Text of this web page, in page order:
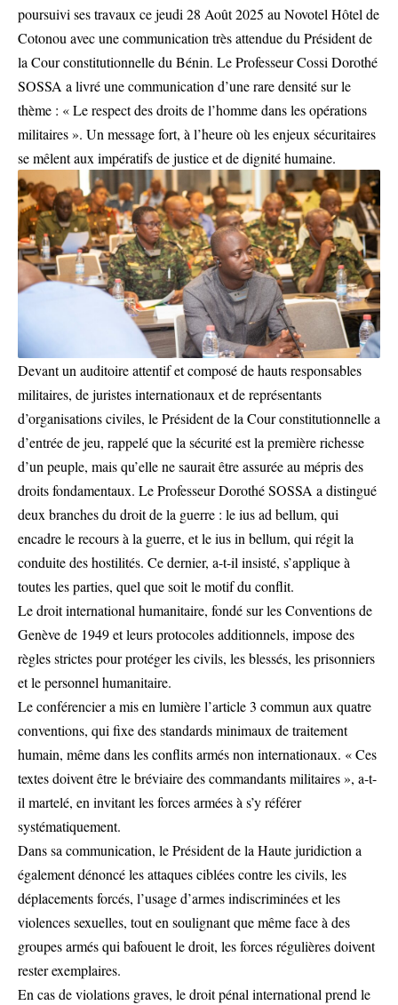
poursuivi ses travaux ce jeudi 28 Août 2025 au Novotel Hôtel de
Cotonou avec une communication très attendue du Président de
la Cour constitutionnelle du Bénin. Le Professeur Cossi Dorothé
SOSSA a livré une communication d’une rare densité sur le
thème : « Le respect des droits de l’homme dans les opérations
militaires ». Un message fort, à l’heure où les enjeux sécuritaires
se mêlent aux impératifs de justice et de dignité humaine.
Devant un auditoire attentif et composé de hauts responsables
militaires, de juristes internationaux et de représentants
d’organisations civiles, le Président de la Cour constitutionnelle a
d’entrée de jeu, rappelé que la sécurité est la première richesse
d’un peuple, mais qu’elle ne saurait être assurée au mépris des
droits fondamentaux. Le Professeur Dorothé SOSSA a distingué
deux branches du droit de la guerre : le ius ad bellum, qui
encadre le recours à la guerre, et le ius in bellum, qui régit la
conduite des hostilités. Ce dernier, a-t-il insisté, s’applique à
toutes les parties, quel que soit le motif du conflit.
Le droit international humanitaire, fondé sur les Conventions de
Genève de 1949 et leurs protocoles additionnels, impose des
règles strictes pour protéger les civils, les blessés, les prisonniers
et le personnel humanitaire.
Le conférencier a mis en lumière l’article 3 commun aux quatre
conventions, qui fixe des standards minimaux de traitement
humain, même dans les conflits armés non internationaux. « Ces
textes doivent être le bréviaire des commandants militaires », a-t-
il martelé, en invitant les forces armées à s’y référer
systématiquement.
Dans sa communication, le Président de la Haute juridiction a
également dénoncé les attaques ciblées contre les civils, les
déplacements forcés, l’usage d’armes indiscriminées et les
violences sexuelles, tout en soulignant que même face à des
groupes armés qui bafouent le droit, les forces régulières doivent
rester exemplaires.
En cas de violations graves, le droit pénal international prend le